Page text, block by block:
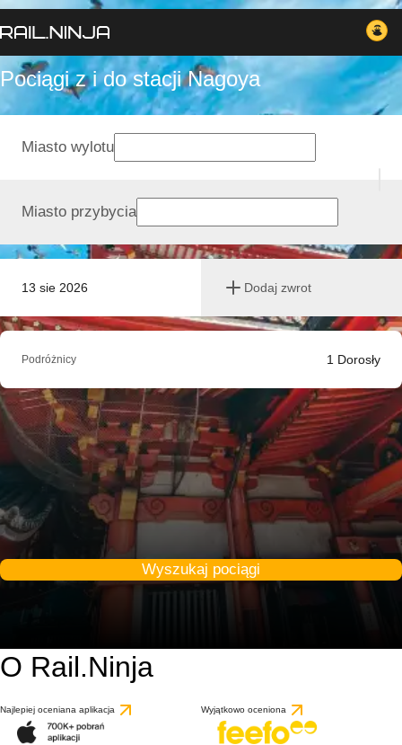
Pociągi z i do stacji Nagoya
13 sie 2026 Dodaj zwrot
Miasto wylotu
Miasto przybycia
Podróżnicy 1 Dorosły
Wyszukaj pociągi
O Rail.Ninja
Najlepiej oceniana aplikacja Wyjątkowo oceniona